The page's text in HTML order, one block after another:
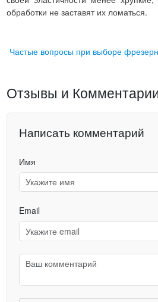
обработки не заставят их ломаться.
Частые вопросы при выборе
Отзывы и
Написать комментарий
Имя
Email